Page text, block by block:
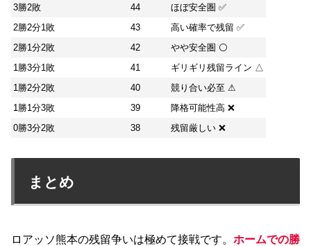
3勝2敗
44
ほぼ安全圏 ✅
2勝2分1敗
43
高い確率で残留 ✅
2勝1分2敗
42
やや安全圏 ⚪
1勝3分1敗
41
ギリギリ残留ライン △
1勝2分2敗
40
競り合い必至 ⚠
1勝1分3敗
39
降格可能性高 ❌
0勝3分2敗
38 残留厳しい ❌
まとめ
ロアッソ熊本の残留争いは極めて接戦です。 ホームでの勝